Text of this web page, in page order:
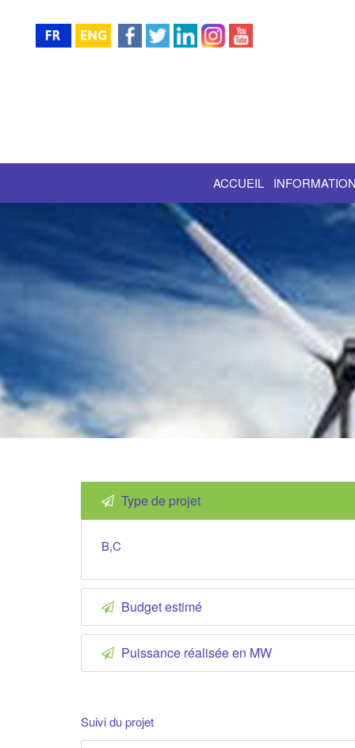
ACCUEIL
Type de projet
B,C
Budget estimé
Puissance réalisée en MW
Suivi du projet